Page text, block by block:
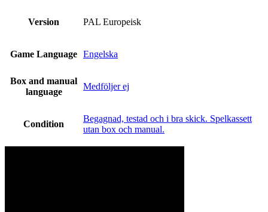
Version PAL Europeisk
Game Language Engelska
Box and manual
language
Medföljer ej
Condition
Begagnad, testad och i bra skick. Spelkassett
utan box och manual.